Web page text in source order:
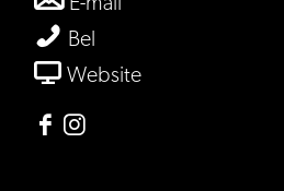
Leiden:
E-mail
in
Bel
in
Websitevan
Facebook
Instagram